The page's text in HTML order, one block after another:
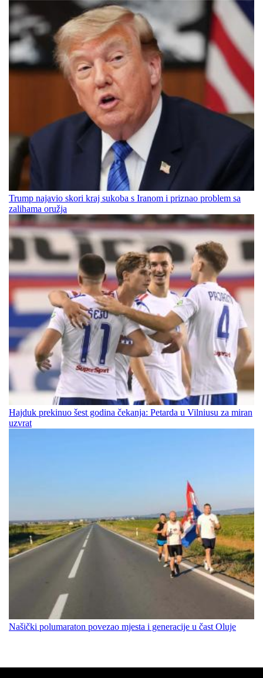
Trump najavio skori kraj sukoba s Iranom i priznao problem sa
zalihama oružja
Hajduk prekinuo šest godina čekanja: Petarda u Vilniusu za miran
uzvrat
Našički polumaraton povezao mjesta i generacije u čast Oluje